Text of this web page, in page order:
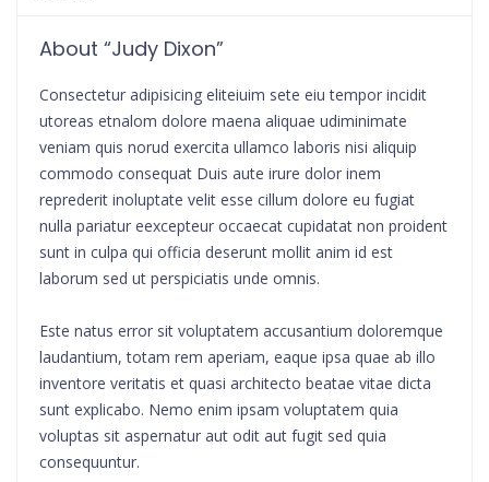
About “Judy Dixon”
Consectetur adipisicing eliteiuim sete eiu tempor incidit
utoreas etnalom dolore maena aliquae udiminimate
veniam quis norud exercita ullamco laboris nisi aliquip
commodo consequat Duis aute irure dolor inem
reprederit inoluptate velit esse cillum dolore eu fugiat
nulla pariatur eexcepteur occaecat cupidatat non proident
sunt in culpa qui officia deserunt mollit anim id est
laborum sed ut perspiciatis unde omnis.
Este natus error sit voluptatem accusantium doloremque
laudantium, totam rem aperiam, eaque ipsa quae ab illo
inventore veritatis et quasi architecto beatae vitae dicta
sunt explicabo. Nemo enim ipsam voluptatem quia
voluptas sit aspernatur aut odit aut fugit sed quia
consequuntur.